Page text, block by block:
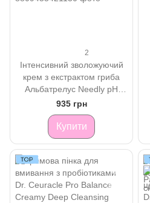
2
Інтенсивний зволожуючий
крем з екстрактом гриба
Альбатрелус Needly pH
Balancing Rich Cream
935 грн
Купити